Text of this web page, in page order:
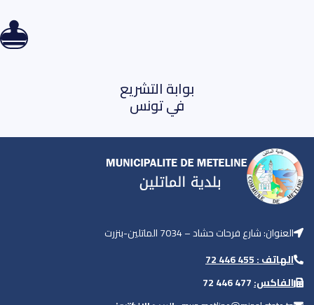
بوابة التشريع
في تونس
العنوان: شارع فرحات حشاد – 7034 الماتلين-بنزرت
الهاتف : 455 446 72
الفاكس: